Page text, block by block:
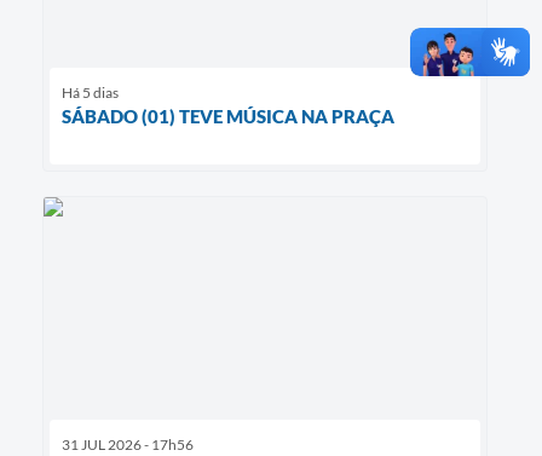
Há 5 dias
SÁBADO (01) TEVE MÚSICA NA PRAÇA
31 JUL 2026 - 17h56